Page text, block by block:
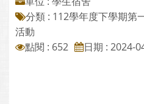
分類 : 112學年度下學期第
活動
點閱 : 652
日期 : 2024-